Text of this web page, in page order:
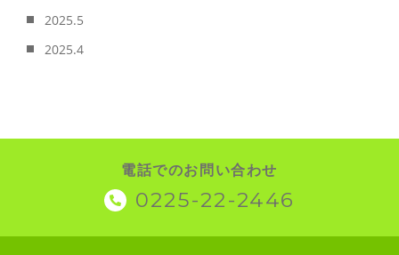
2025.5
2025.4
電話でのお問い合わせ
0225-22-2446